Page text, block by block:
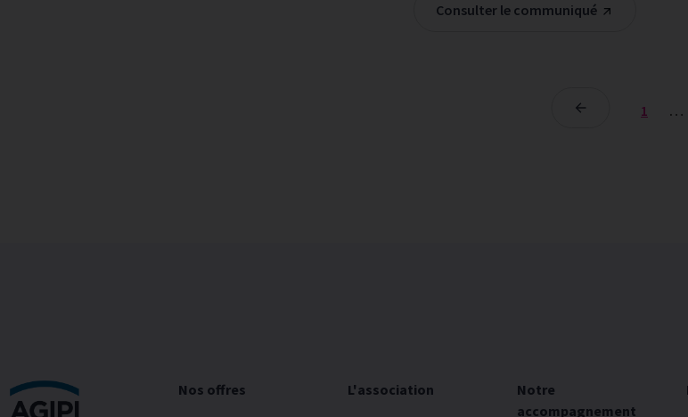
Consulter le communiqué
1 …
Nos offres L'association
Notre
accompagnement